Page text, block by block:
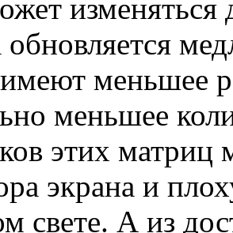
изменяться
обновляется
меньшее
меньшее
этих
экрана и
свете. А из